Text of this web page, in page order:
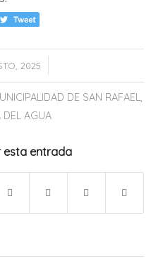
2025
/
DE SAN RAFAEL,
DEL AGUA
esta entrada